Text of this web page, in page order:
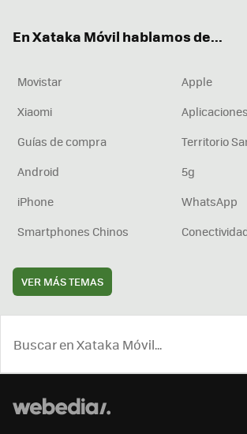
En Xataka Móvil hablamos de...
Movistar
Apple
Xiaomi
Aplicaciones
Guías de compra
Territorio
Android
5g
iPhone
WhatsApp
Smartphones Chinos
VER MÁS TEMAS